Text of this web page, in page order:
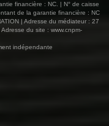
financière : NC. | N° de caisse
de la garantie financière : NC
| Adresse du médiateur : 27
du site : www.cnpm-
indépendante